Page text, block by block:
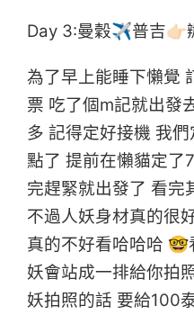
Day 3:曼穀✈普吉👉🏻
為了早上能睡下懶覺
票 吃了個m記就出發
多 記得定好接機 我
點了 提前在懶貓定
完趕緊就出發了 看完
不過人妖身材真的很
真的不好看哈哈哈 🤓
妖會站成一排給你拍
妖拍照的話 要給100